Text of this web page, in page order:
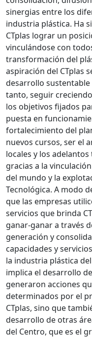
sinergias entre los
industria plástica. Ha
CTplas lograr un
vinculándose con
transformación del
aspiración del CTplas
desarrollo
tanto, seguir
los objetivos fijados
puesta en
fortalecimiento del
nuevos cursos, ser el
locales y los
gracias a la
del mundo y la
Tecnológica. A modo
que las empresas
servicios que brinda
ganar-ganar a través
generación y
capacidades y
la industria plástica
implica el desarrollo
generaron acciones
determinados por el
CTplas, sino que
desarrollo de otras
del Centro, que es el